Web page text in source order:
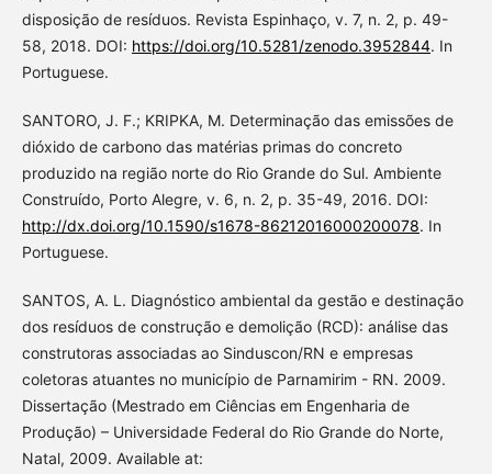
disposição de resíduos. Revista Espinhaço, v. 7, n. 2, p. 49-
58, 2018. DOI: https://doi.org/10.5281/zenodo.3952844. In
Portuguese.
SANTORO, J. F.; KRIPKA, M. Determinação das emissões de
dióxido de carbono das matérias primas do concreto
produzido na região norte do Rio Grande do Sul. Ambiente
Construído, Porto Alegre, v. 6, n. 2, p. 35-49, 2016. DOI:
http://dx.doi.org/10.1590/s1678-86212016000200078. In
Portuguese.
SANTOS, A. L. Diagnóstico ambiental da gestão e destinação
dos resíduos de construção e demolição (RCD): análise das
construtoras associadas ao Sinduscon/RN e empresas
coletoras atuantes no município de Parnamirim - RN. 2009.
Dissertação (Mestrado em Ciências em Engenharia de
Produção) – Universidade Federal do Rio Grande do Norte,
Natal, 2009. Available at: